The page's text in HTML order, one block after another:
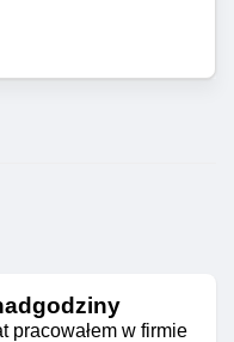
pracowałem w firmie